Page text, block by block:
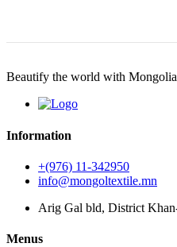
Beautify the world with
Information
+(976) 11-342950
info@mongoltextile.mn
Arig Gal bld, District
Menus